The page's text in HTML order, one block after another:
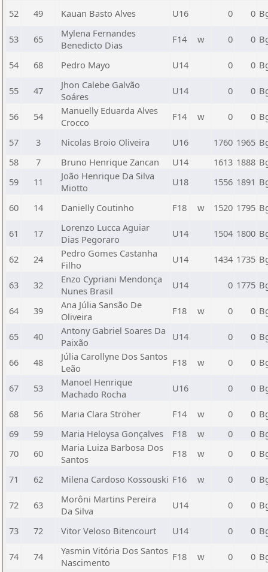
52 49 Kauan Basto Alves U16 0 0
53 65
Mylena Fernandes
Benedicto Dias
F14 w 0 0
54 68 Pedro Mayo U14 0 0
55 47
Jhon Calebe Galvão
Soáres
U14 0 0
56 54
Manuelly Eduarda Alves
Crocco
F14 w 0 0
57 3 Nicolas Broio Oliveira U16 1760 1965
58
7 Bruno Henrique Zancan U14 1613 1888
59
11
João Henrique Da Silva
Miotto
U18 1556 1891
60 14 Danielly Coutinho F18 w 1520 1795
61 17
Lorenzo Lucca Aguiar
Dias Pegoraro
U14 1504 1800
62 24
Pedro Gomes Castanha
Filho
U14 1434 1735
63 32
Enzo Cypriani Mendonça
Nunes Brasil
U14 0 1775
64 39
Ana Júlia Sansão De
Oliveira
F18 w 0 0
65 40
Antony Gabriel Soares Da
Paixão
U14 0 0
66 48
Júlia Carollyne Dos Santos
Leão
F18 w 0 0
67 53
Manoel Henrique
Machado Rocha
U16 0 0
68 56 Maria Clara Ströher F14 w 0 0
69
59 Maria Heloysa Gonçalves F18 w 0 0
70
60
Maria Luiza Barbosa Dos
Santos
F18 w 0 0
71 62 Milena Cardoso Kossouski F16 w 0 0
72 63
Morôni Martins Pereira
Da Silva
U14 0 0
73 72 Vitor Veloso Bitencourt U14 0 0
74 74
Yasmin Vitória Dos Santos
Nascimento
F18 w 0 0